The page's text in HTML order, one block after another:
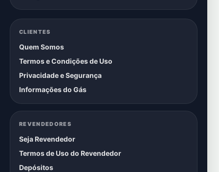
CLIENTES
Quem Somos
Termos e Condições de Uso
Privacidade e Segurança
Informações do Gás
REVENDEDORES
Seja Revendedor
Termos de Uso do Revendedor
Depósitos